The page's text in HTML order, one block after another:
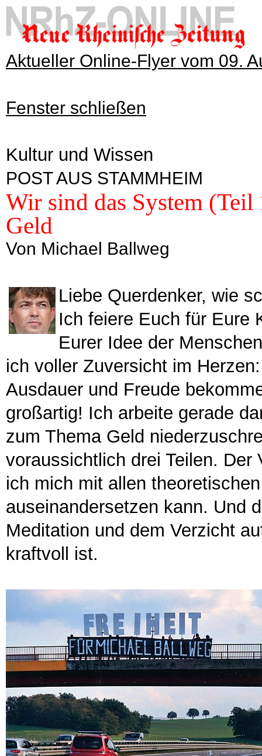
Aktueller Online-Flyer vom 09.
Fenster schließen
Kultur und Wissen
POST AUS STAMMHEIM
Wir sind das System (Teil
Geld
Von Michael Ballweg
Liebe Querdenker, wie
Ich feiere Euch für Eure
Eurer Idee der
ich voller Zuversicht im
Ausdauer und Freude
großartig! Ich arbeite gerade
zum Thema Geld
voraussichtlich drei Teilen.
ich mich mit allen
auseinandersetzen kann. Und
Meditation und dem Verzicht
kraftvoll ist.